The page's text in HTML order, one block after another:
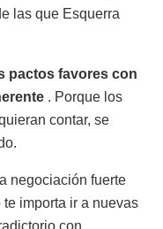
las que Esquerra
pactos favores con
. Porque los
contar, se
negociación fuerte
importa ir a nuevas
con